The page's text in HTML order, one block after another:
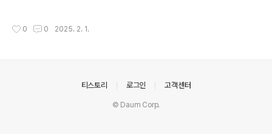
0 0 2025. 2. 1.
티스토리 로그인 고객센터
© Daum Corp.